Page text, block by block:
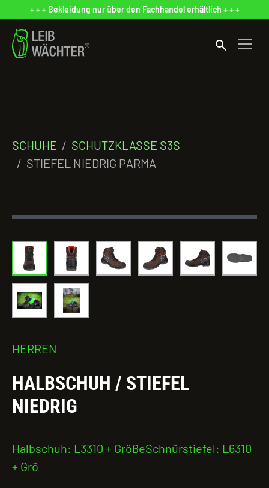
+ + + Bekleidung nur über den Fachhandel erhältlich + + +
search
SCHUHE
SCHUTZKLASSE S3S
STIEFEL NIEDRIG PARMA
HERREN
HALBSCHUH / STIEFEL
NIEDRIG
Halbschuh: L3310 + GrößeSchnürstiefel: L6310
+ Grö